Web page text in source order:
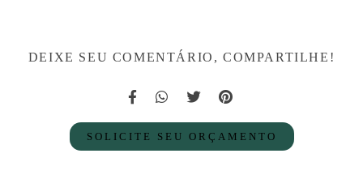
DEIXE SEU COMENTÁRIO, COMPARTILHE!
SOLICITE SEU ORÇAMENTO